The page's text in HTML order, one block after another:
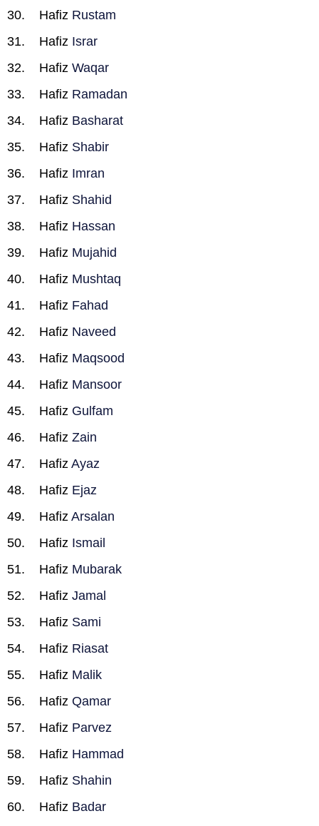
Hafiz Rustam
Hafiz Israr
Hafiz Waqar
Hafiz Ramadan
Hafiz Basharat
Hafiz Shabir
Hafiz Imran
Hafiz Shahid
Hafiz Hassan
Hafiz Mujahid
Hafiz Mushtaq
Hafiz Fahad
Hafiz Naveed
Hafiz Maqsood
Hafiz Mansoor
Hafiz Gulfam
Hafiz Zain
Hafiz Ayaz
Hafiz Ejaz
Hafiz Arsalan
Hafiz Ismail
Hafiz Mubarak
Hafiz Jamal
Hafiz Sami
Hafiz Riasat
Hafiz Malik
Hafiz Qamar
Hafiz Parvez
Hafiz Hammad
Hafiz Shahin
Hafiz Badar